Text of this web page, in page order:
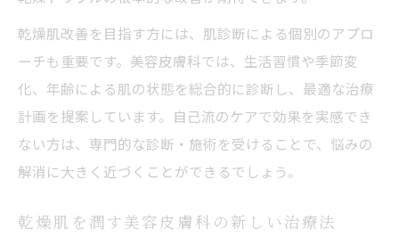
乾燥肌改善を目指す方には、肌診断による個別のアプロ
ーチも重要です。美容皮膚科では、生活習慣や季節変
化、年齢による肌の状態を総合的に診断し、最適な治療
計画を提案しています。自己流のケアで効果を実感でき
ない方は、専門的な診断・施術を受けることで、悩みの
解消に大きく近づくことができるでしょう。
乾燥肌を潤す美容皮膚科の新しい治療法